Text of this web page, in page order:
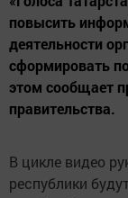
повысить
деятельности
сформировать
этом сообщает
правительства.
В цикле видео
республики